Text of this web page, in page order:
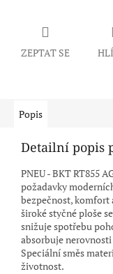
ZEPTAT SE
Popis
Detailní popis
PNEU - BKT RT855
požadavky
bezpečnost,
široké styčné ploše
snižuje spotřebu
absorbuje
Speciální směs
životnost.